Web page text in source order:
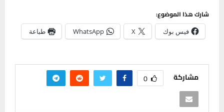
شارك هذا الموضوع:
فيس بوك X
WhatsApp طباعة
مشاركة 0